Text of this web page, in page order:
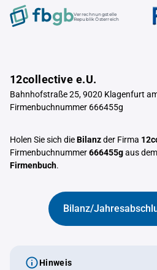
Verrechnungstelle
Republik Österreich
12collective e.U.
Bahnhofstraße 25, 9020 Klagenfurt
Firmenbuchnummer 666455g
Holen Sie sich dieBilanzder Firma
Firmenbuchnummer666455gaus dem
Firmenbuch.
Bilanz/
Hinweis